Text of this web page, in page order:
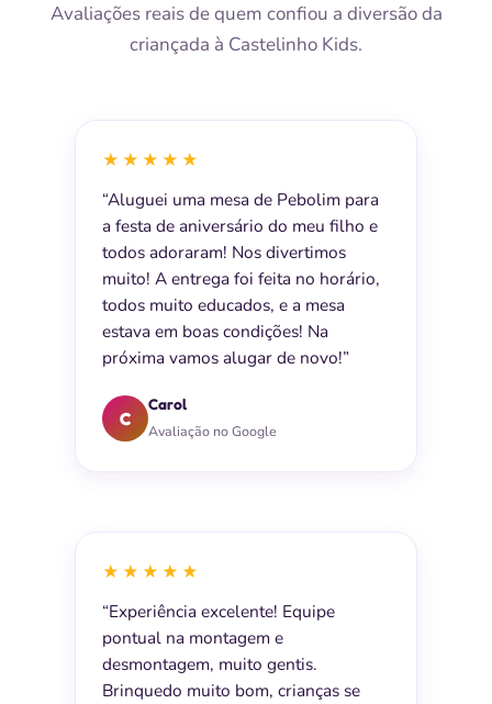
Avaliações reais de quem confiou a diversão da
criançada à Castelinho Kids.
★★★★★
“Aluguei uma mesa de Pebolim para
a festa de aniversário do meu filho e
todos adoraram! Nos divertimos
muito! A entrega foi feita no horário,
todos muito educados, e a mesa
estava em boas condições! Na
próxima vamos alugar de novo!”
C
Carol
Avaliação no Google
★★★★★
“Experiência excelente! Equipe
pontual na montagem e
desmontagem, muito gentis.
Brinquedo muito bom, crianças se